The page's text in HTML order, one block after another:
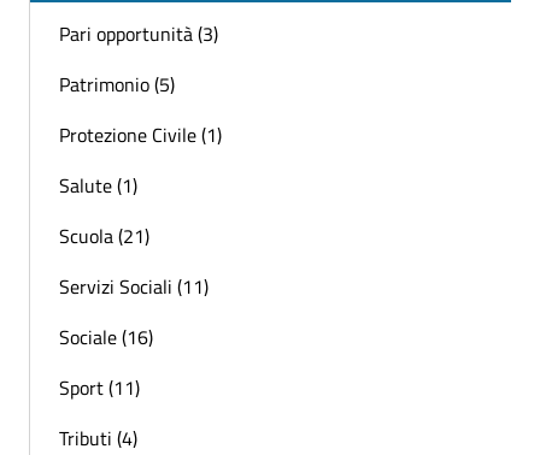
Pari opportunità (3)
Patrimonio (5)
Protezione Civile (1)
Salute (1)
Scuola (21)
Servizi Sociali (11)
Sociale (16)
Sport (11)
Tributi (4)